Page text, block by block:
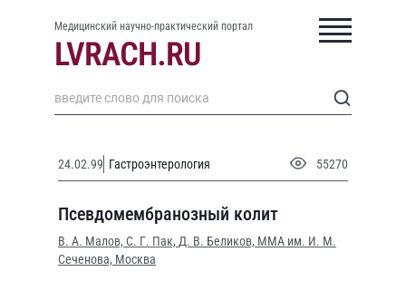
Медицинский научно-практический портал
24.02.99 Гастроэнтерология 55270
Псевдомембранозный колит
В. А. Малов, С. Г. Пак, Д. В. Беликов, ММА им. И. М.
Сеченова, Москва